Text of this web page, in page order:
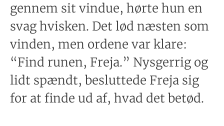
gennem sit vindue, hørte hun en
svag hvisken. Det lød næsten som
vinden, men ordene var klare:
“Find runen, Freja.” Nysgerrig og
lidt spændt, besluttede Freja sig
for at finde ud af, hvad det betød.